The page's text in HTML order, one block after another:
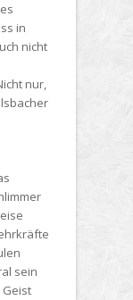
in
nicht
nur,
sein